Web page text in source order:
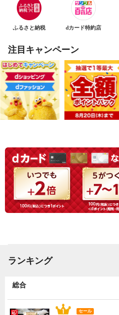
ふるさと納税 dカード特約店
注目キャンペーン
ランキング
総合
セール